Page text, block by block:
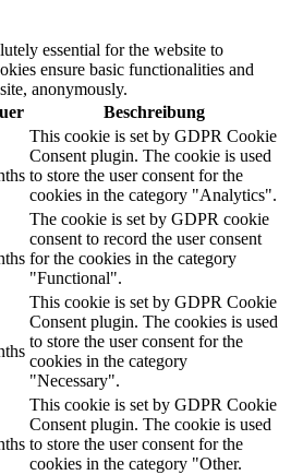
essential for the website to
ensure basic functionalities and
anonymously.
Beschreibung
This cookie is set by GDPR Cookie
Consent plugin. The cookie is used
to store the user consent for the
cookies in the category "Analytics".
The cookie is set by GDPR cookie
consent to record the user consent
for the cookies in the category
"Functional".
This cookie is set by GDPR Cookie
Consent plugin. The cookies is used
to store the user consent for the
cookies in the category
"Necessary".
This cookie is set by GDPR Cookie
Consent plugin. The cookie is used
to store the user consent for the
cookies in the category "Other.